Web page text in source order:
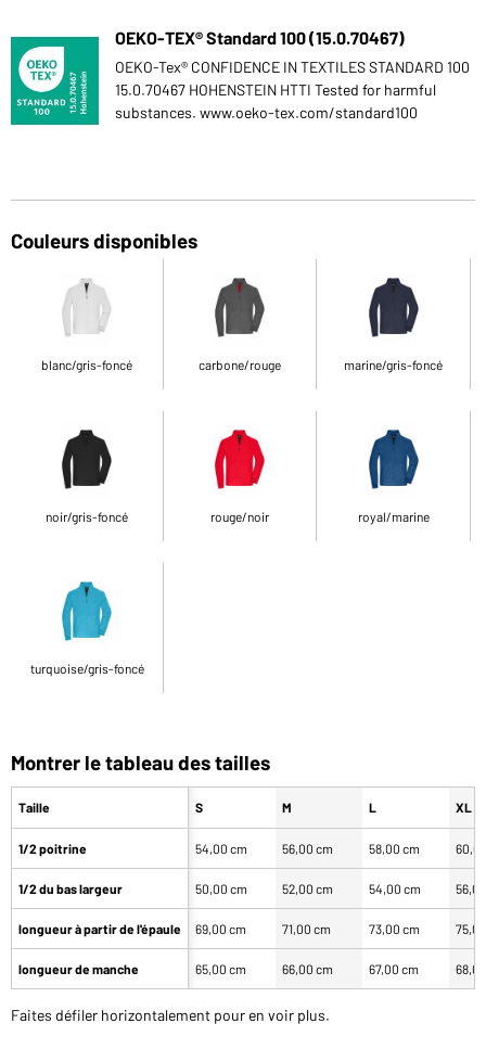
OEKO-TEX® Standard 100 (15.0.70467)
OEKO-Tex® CONFIDENCE IN TEXTILES STANDARD 100
15.0.70467 HOHENSTEIN HTTI Tested for harmful
substances. www.oeko-tex.com/standard100
Couleurs disponibles
blanc/gris-foncé carbone/rouge marine/gris-foncé
noir/gris-foncé rouge/noir royal/marine
turquoise/gris-foncé
Montrer le tableau des tailles
Taille
1/2 poitrine
1/2 du bas largeur
longueur à partir de l'épaule
longueur de manche
S M L XL
54,00 cm 56,00 cm 58,00 cm
50,00 cm 52,00 cm 54,00 cm
69,00 cm 71,00 cm 73,00 cm
65,00 cm 66,00 cm 67,00 cm
Faites défiler horizontalement pour en voir plus.